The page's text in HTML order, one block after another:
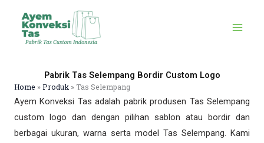
content
Pabrik Tas Selempang Bordir Custom Logo
Home »Produk »Tas Selempang
Ayem Konveksi Tas adalah pabrik produsen Tas Selempang
custom logo dan dengan pilihan sablon atau bordir dan
berbagai ukuran, warna serta model Tas Selempang. Kami